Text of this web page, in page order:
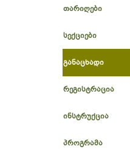
თარიღები
სექციები
განაცხადი
რეგისტრაცია
ინსტრუქცია
პროგრამა